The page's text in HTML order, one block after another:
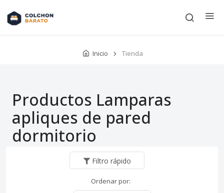
Inicio Tienda
Productos Lamparas
apliques de pared
dormitorio
Filtro rápido
Ordenar por: